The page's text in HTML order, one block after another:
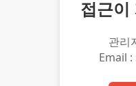
접근이
관리
Email